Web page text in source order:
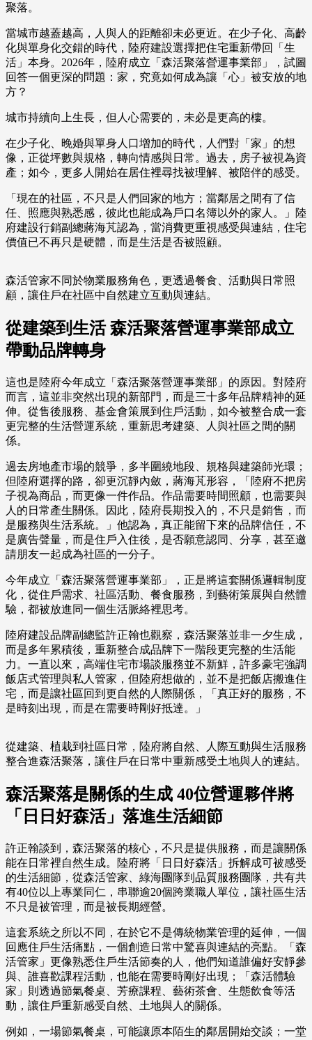
聚落。
當城市越蓋越高，人與人的距離卻未必更近。在少子化、高齡
化與單身化交錯的時代，陸府建設選擇把住宅重新帶回「生
活」本身。2026年，陸府成立「森活聚落營運事業部」，試圖
回答一個更深的問題：家，究竟如何成為讓「心」被安放的地
方？
城市持續向上生長，但人心需要的，未必是更高的樓。
在少子化、晚婚與單身人口增加的時代，人們對「家」的想
像，正從坪數與規格，轉向情感與日常。過去，房子被視為資
產；如今，更多人開始在居住裡尋找被理解、被陪伴的感受。
「現在的社區，不只是人們回家的地方；當鄰居之間有了信
任、照應與熟悉感，彼此也能成為戶口名簿以外的家人。」陸
府建設行銷副總蔣海芃認為，當消費更重視感受與連結，住宅
價值已不再只是硬體，而是生活是否被照顧。
森活管家不同於物業服務角色，更透過餐食、活動與日常照
顧，讓住戶在社區中自然建立互動與連結。
從建築到生活 森活聚落營運事業部成立
帶動品牌轉身
這也是陸府今年成立「森活聚落營運事業部」的原因。對陸府
而言，這並非突然出現的新部門，而是三十多年品牌精神的延
伸。從售後服務、基金會策展到住戶活動，如今被整合成一套
更完整的生活營運系統，重新思考建築、人與社區之間的關
係。
過去房地產市場的競爭，多半圍繞地段、規格與建築師光環；
但陸府選擇的路，卻更沉靜內斂，蔣海芃形容，「陸府不把房
子視為商品，而更像一件作品。作品需要時間照顧，也需要與
人的日常產生關係。因此，陸府長期投入的，不只是銷售，而
是服務與生活系統。」他認為，真正能留下來的品牌信任，不
是廣告聲量，而是住戶入住後，是否願意認同、分享，甚至邀
請朋友一起成為社區的一分子。
今年成立「森活聚落營運事業部」，正是將這套關係邏輯制度
化，從住戶需求、社區活動、餐食服務，到藝術策展與自然體
驗，都被放進同一個生活脈絡裡思考。
陸府建設品牌副總監許正翰也觀察，森活聚落並非一夕生成，
而是多年累積後，重新整合成品牌下一階段更完整的生活能
力。一直以來，高端住宅市場談服務並不新鮮，許多豪宅強調
飯店式管理與私人管家，但陸府想做的，並不是把飯店搬進住
宅，而是讓社區回到更自然的人際關係，「真正好的服務，不
是時刻出現，而是在需要時剛好抵達。」
從建築、植栽到社區日常，陸府將自然、人際互動與生活服務
整合進森活聚落，讓住戶在日常中重新感受土地與人的連結。
森活聚落是關係的生成 40位營運夥伴將
「日日好森活」落進生活細節
許正翰談到，森活聚落的核心，不只是提供服務，而是讓關係
能在日常裡自然生成。陸府將「日日好森活」拆解成可被感受
的生活細節，從森活管家、綠海團隊到品質服務團隊，共有共
有40位以上專業同仁，串聯逾20個跨業職人單位，讓社區生活
不只是被管理，而是被長期經營。
這套系統之所以不同，在於它不是傳統物業管理的延伸，一個
回應住戶生活痛點，一個創造日常中驚喜與連結的亮點。「森
活管家」更像熟悉住戶生活節奏的人，他們知道誰偏好安靜參
與、誰喜歡課程活動，也能在需要時剛好出現；「森活體驗
家」則透過節氣餐桌、芳療課程、藝術茶會、生態飲食等活
動，讓住戶重新感受自然、土地與人的關係。
例如，一場節氣餐桌，可能讓原本陌生的鄰居開始交談；一堂